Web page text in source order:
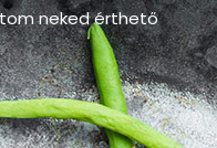
vagy zoom
A tudástárban a
neked érthető